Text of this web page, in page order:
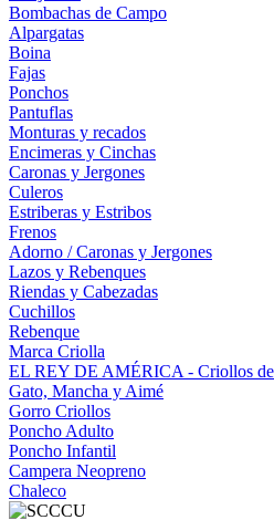
Bombachas de Campo
Alpargatas
Boina
Fajas
Ponchos
Pantuflas
Monturas y recados
Encimeras y Cinchas
Caronas y Jergones
Culeros
Estriberas y Estribos
Frenos
Adorno / Caronas y Jergones
Lazos y Rebenques
Riendas y Cabezadas
Cuchillos
Rebenque
Marca Criolla
EL REY DE AMÉRICA - Criollos de
Gato, Mancha y Aimé
Gorro Criollos
Poncho Adulto
Poncho Infantil
Campera Neopreno
Chaleco